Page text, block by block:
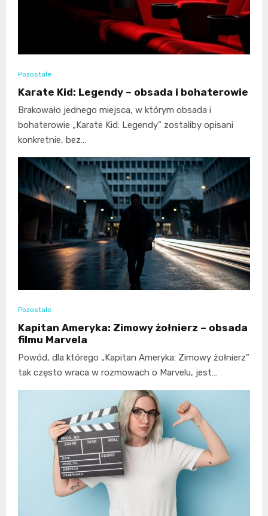
Pozostałe
Karate Kid: Legendy – obsada i bohaterowie
Brakowało jednego miejsca, w którym obsada i
bohaterowie „Karate Kid: Legendy” zostaliby opisani
konkretnie, bez…
Pozostałe
Kapitan Ameryka: Zimowy żołnierz – obsada
filmu Marvela
Powód, dla którego „Kapitan Ameryka: Zimowy żołnierz”
tak często wraca w rozmowach o Marvelu, jest…